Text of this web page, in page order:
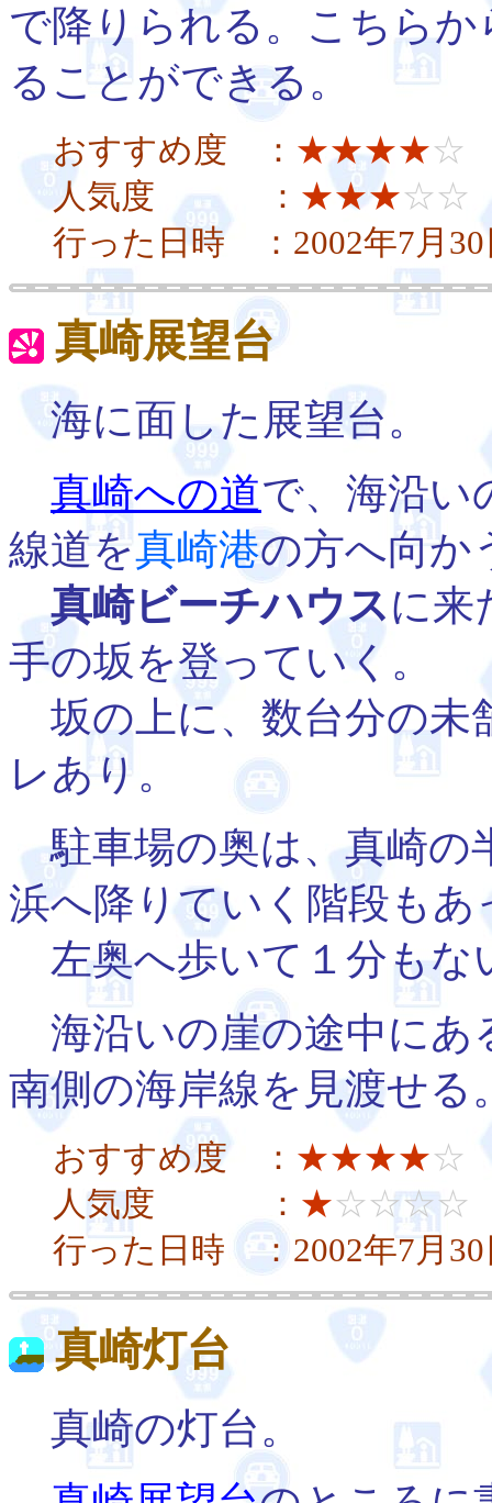
で降りられる。こちらか
ることができる。
おすすめ度 ： ★★★★☆
人気度 ： ★★★☆☆
行った日時 ：2002年7月
真崎展望台
海に面した展望台。
真崎への道で、海沿い
線道を真崎港の方へ向か
真崎ビーチハウスに来
手の坂を登っていく。
坂の上に、数台分の未
レあり。
駐車場の奥は、真崎の
浜へ降りていく階段もあ
左奥へ歩いて１分もな
海沿いの崖の途中にあ
南側の海岸線を見渡せる
おすすめ度 ： ★★★★☆
人気度 ： ★☆☆☆☆
行った日時 ：2002年7月
真崎灯台
真崎の灯台。